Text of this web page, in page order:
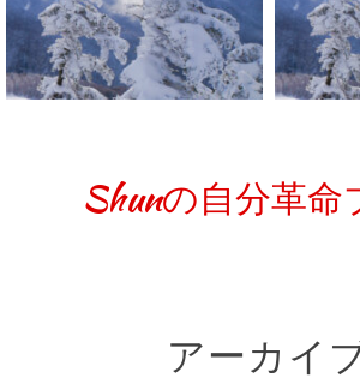
Shunの自分革命
アーカイ